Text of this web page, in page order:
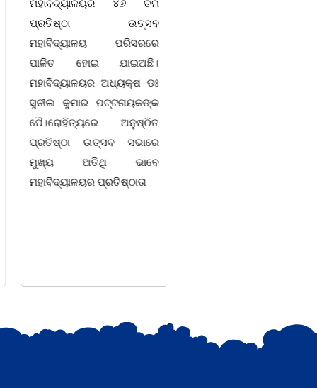
ମହାବିଦ୍ୟାଳୟର ୪୬ ତମ
ପ୍ରତିଷ୍ଠା ଉତ୍ସବ
ମହାବିଦ୍ୟାଳୟ ପରିସରରେ
ପାଳିତ ହୋଇ ଯାଇଅଛି।
ମହାବିଦ୍ୟାଳୟର ଅଧ୍ୟକ୍ଷ ଡଃ
ସୁନୀଲ କୁମାର ପଟ୍ଟନାୟକଙ୍କ
ପୈ।ରୋହିତ୍ୟରେ ଅନୁଷ୍ଠିତ
ପ୍ରତିଷ୍ଠା ଉତ୍ସବ ସଭାରେ
ମୁଖ୍ୟ ଅତିଥି ଭାବେ
ମହାବିଦ୍ୟାଳୟର ପ୍ରତିଷ୍ଠାତା